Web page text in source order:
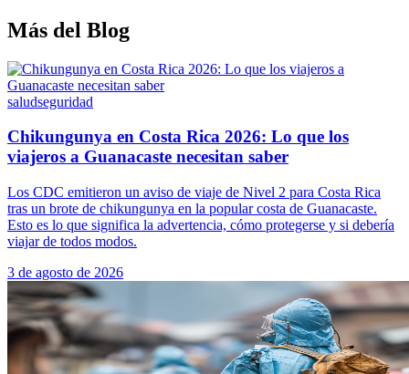
Más del Blog
saludseguridad
Chikungunya en Costa Rica 2026: Lo que los
viajeros a Guanacaste necesitan saber
Los CDC emitieron un aviso de viaje de Nivel 2 para Costa Rica
tras un brote de chikungunya en la popular costa de Guanacaste.
Esto es lo que significa la advertencia, cómo protegerse y si debería
viajar de todos modos.
3 de agosto de 2026